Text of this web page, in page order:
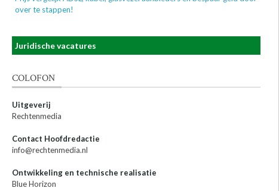
over te stappen!
Juridische vacatures
COLOFON
Uitgeverij
Rechtenmedia
Contact Hoofdredactie
info@rechtenmedia.nl
Ontwikkeling en technische realisatie
Blue Horizon